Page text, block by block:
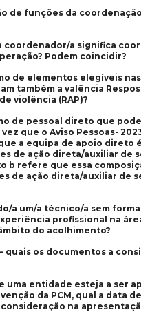
de funções da coordenação
coordenador/a significa
Podem coincidir?
de elementos elegíveis nas
também a valência
violência (RAP)?
de pessoal direto que pode
que o Aviso Pessoas- 2023 –
a equipa de apoio direto é
de ação direta/auxiliar de
b refere que essa
de ação direta/auxiliar de
a um/a técnico/a sem
profissional na área
do acolhimento?
quais os documentos a
uma entidade esteja a ser
da PCM, qual a data de
na apresentação